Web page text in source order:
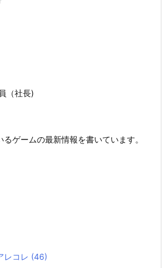
（社長)
ゲームの最新情報を書いています。
レコレ (46)